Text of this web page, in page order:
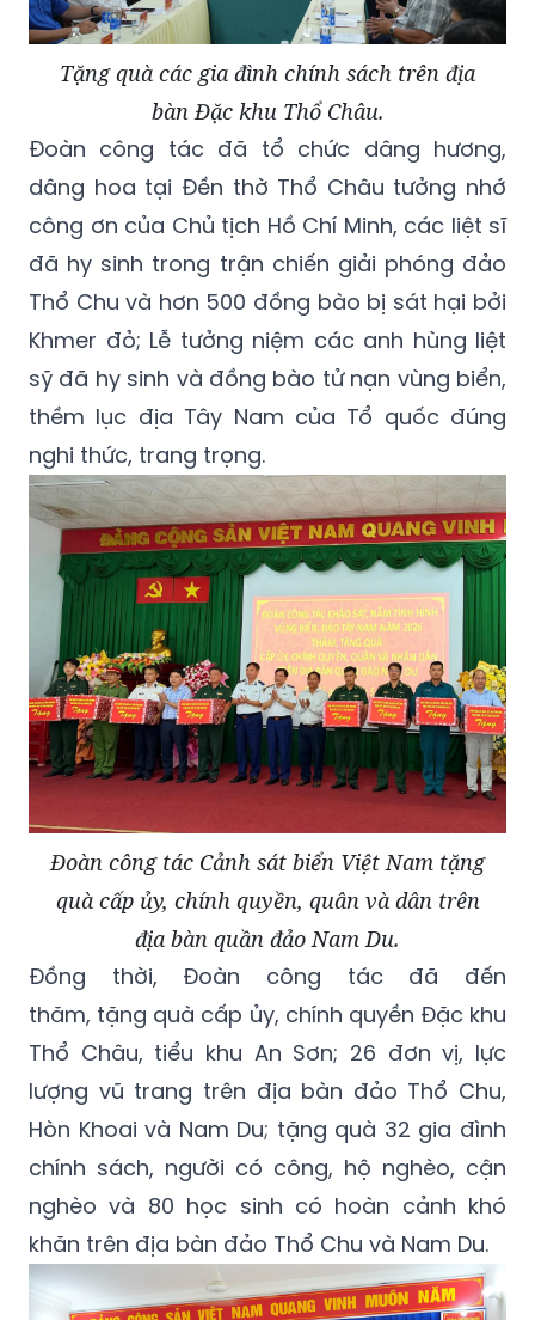
Tặng quà các gia đình chính sách trên địa
bàn Đặc khu Thổ Châu.
Đoàn công tác đã tổ chức dâng hương,
dâng hoa tại Đền thờ Thổ Châu tưởng nhớ
công ơn của Chủ tịch Hồ Chí Minh, các liệt sĩ
đã hy sinh trong trận chiến giải phóng đảo
Thổ Chu và hơn 500 đồng bào bị sát hại bởi
Khmer đỏ; Lễ tưởng niệm các anh hùng liệt
sỹ đã hy sinh và đồng bào tử nạn vùng biển,
thềm lục địa Tây Nam của Tổ quốc đúng
nghi thức, trang trọng.
Đoàn công tác Cảnh sát biển Việt Nam tặng
quà cấp ủy, chính quyền, quân và dân trên
địa bàn quần đảo Nam Du.
Đồng thời, Đoàn công tác đã đến
thăm, tặng quà cấp ủy, chính quyền Đặc khu
Thổ Châu, tiểu khu An Sơn; 26 đơn vị, lực
lượng vũ trang trên địa bàn đảo Thổ Chu,
Hòn Khoai và Nam Du; tặng quà 32 gia đình
chính sách, người có công, hộ nghèo, cận
nghèo và 80 học sinh có hoàn cảnh khó
khăn trên địa bàn đảo Thổ Chu và Nam Du.